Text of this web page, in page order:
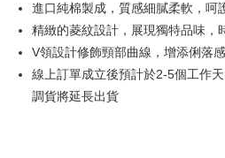
国泰世華商業銀行
台湾中小企業銀行
聯邦商業銀行
元大商業銀行
玉山商業銀行
上海商業儲蓄銀行
国泰世華商業銀行
台湾中小企業銀行
HSBC(台湾)商業銀行
元大商業銀行
上海商業儲蓄銀行
国泰世華商業銀行
台湾中小企業銀行
HSBC(台湾)商業銀行
コンビニ店頭代金引換
LINE Pay
Apple Pay
JKOPAY
進口純棉製成，質感細膩柔軟，呵
精緻的菱紋設計，展現獨特品味，
V領設計修飾頸部曲線，增添俐落
線上訂單成立後預計於2-5個工作
調貨將延長出貨